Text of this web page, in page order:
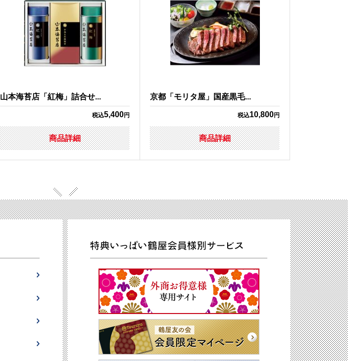
山本海苔店「紅梅」詰合せ...
税込5,400円
商品詳細
京都「モリタ屋」国産黒毛...
税込10,800円
商品詳細